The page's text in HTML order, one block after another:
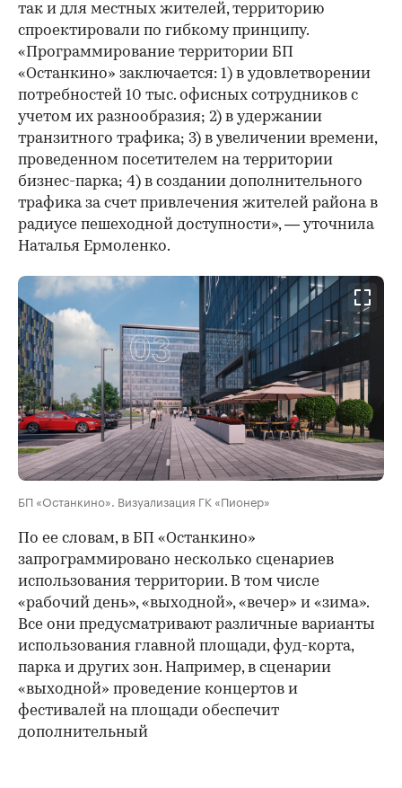
так и для местных жителей, территорию
спроектировали по гибкому принципу.
«Программирование территории БП
«Останкино» заключается: 1) в удовлетворении
потребностей 10 тыс. офисных сотрудников с
учетом их разнообразия; 2) в удержании
транзитного трафика; 3) в увеличении времени,
проведенном посетителем на территории
бизнес-парка; 4) в создании дополнительного
трафика за счет привлечения жителей района в
радиусе пешеходной доступности», — уточнила
Наталья Ермоленко.
БП «Останкино». Визуализация ГК «Пионер»
По ее словам, в БП «Останкино»
запрограммировано несколько сценариев
использования территории. В том числе
«рабочий день», «выходной», «вечер» и «зима».
Все они предусматривают различные варианты
использования главной площади, фуд-корта,
парка и других зон. Например, в сценарии
«выходной» проведение концертов и
фестивалей на площади обеспечит
дополнительный